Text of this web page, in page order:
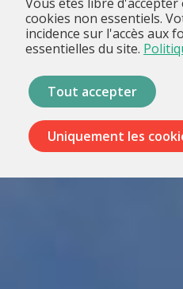
cookies non essentiels.
incidence sur l'accès aux
essentielles du site.
Tout accepter
Uniquement les